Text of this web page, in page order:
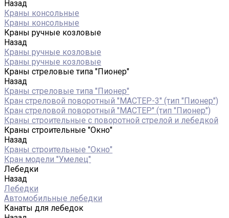
Назад
Краны консольные
Краны консольные
Краны ручные козловые
Назад
Краны ручные козловые
Краны ручные козловые
Краны стреловые типа "Пионер"
Назад
Краны стреловые типа "Пионер"
Кран стреловой поворотный "МАСТЕР-3" (тип "Пионер")
Кран стреловой поворотный "МАСТЕР" (тип "Пионер")
Краны строительные с поворотной стрелой и лебедкой
Краны строительные "Окно"
Назад
Краны строительные "Окно"
Кран модели "Умелец"
Лебедки
Назад
Лебедки
Автомобильные лебедки
Канаты для лебедок